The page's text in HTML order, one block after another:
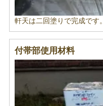
軒天は二回塗りで完成です。
付帯部使用材料